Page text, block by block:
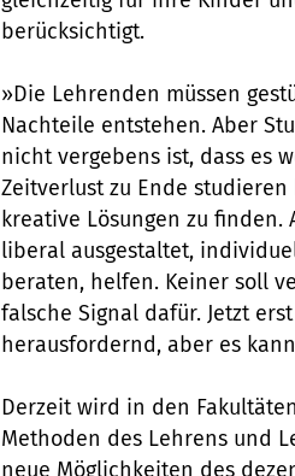
berücksichtigt.
»Die Lehrenden müssen
Nachteile entstehen. Aber
nicht vergebens ist, dass es
Zeitverlust zu Ende
kreative Lösungen zu finden.
liberal ausgestaltet,
beraten, helfen. Keiner soll
falsche Signal dafür. Jetzt
herausfordernd, aber es
Derzeit wird in den
Methoden des Lehrens und
neue Möglichkeiten des